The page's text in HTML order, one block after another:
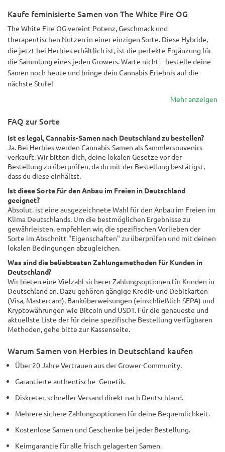
Kaufe feminisierte Samen von The White Fire OG
The White Fire OG vereint Potenz, Geschmack und
therapeutischen Nutzen in einer einzigen Sorte. Diese Hybride,
die jetzt bei Herbies erhältlich ist, ist die perfekte Ergänzung für
die Sammlung eines jeden Growers. Warte nicht – bestelle deine
Samen noch heute und bringe dein Cannabis-Erlebnis auf die
nächste Stufe!
Mehr anzeigen
FAQ zur Sorte
Ist es legal, Cannabis-Samen nach Deutschland zu bestellen?
Ja. Bei Herbies werden Cannabis-Samen als Sammlersouvenirs
verkauft. Wir bitten dich, deine lokalen Gesetze vor der
Bestellung zu überprüfen, da du mit der Bestellung bestätigst,
dass du diese einhältst.
Ist diese Sorte für den Anbau im Freien in Deutschland
geeignet?
Absolut. ist eine ausgezeichnete Wahl für den Anbau im Freien im
Klima Deutschlands. Um die bestmöglichen Ergebnisse zu
gewährleisten, empfehlen wir, die spezifischen Vorlieben der
Sorte im Abschnitt "Eigenschaften" zu überprüfen und mit deinen
lokalen Bedingungen abzugleichen.
Was sind die beliebtesten Zahlungsmethoden für Kunden in
Deutschland?
Wir bieten eine Vielzahl sicherer Zahlungsoptionen für Kunden in
Deutschland an. Dazu gehören gängige Kredit- und Debitkarten
(Visa, Mastercard), Banküberweisungen (einschließlich SEPA) und
Kryptowährungen wie Bitcoin und USDT. Für die genaueste und
aktuellste Liste der für deine spezifische Bestellung verfügbaren
Methoden, gehe bitte zur Kassenseite.
Warum Samen von Herbies in Deutschland kaufen
Über 20 Jahre Vertrauen aus der Grower-Community.
Garantierte authentische -Genetik.
Diskreter, schneller Versand direkt nach Deutschland.
Mehrere sichere Zahlungsoptionen für deine Bequemlichkeit.
Kostenlose Samen und Geschenke bei jeder Bestellung.
Keimgarantie für alle frisch gelagerten Samen.